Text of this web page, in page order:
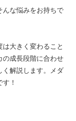
な悩みをお持ちで
大きく変わること
の成長段階に合わせ
く解説します。メダ
！